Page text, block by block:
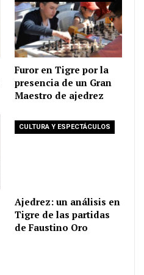
Furor en Tigre por la
presencia de un Gran
Maestro de ajedrez
CULTURA Y ESPECTÁCULOS
Ajedrez: un análisis en
Tigre de las partidas
de Faustino Oro